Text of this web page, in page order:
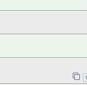
1